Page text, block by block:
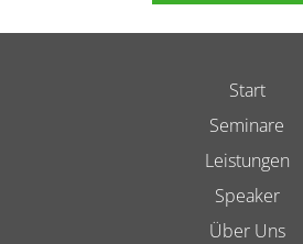
Start
Seminare
Leistungen
Speaker
Über Uns